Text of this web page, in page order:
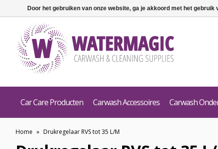
Car Care Producten Carwash Accessoires Carwash
Home » Drukregelaar RVS tot 35 L/M
Door het gebruiken van onze website, ga je akkoord met het